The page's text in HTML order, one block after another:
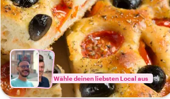
Wähle deinen liebsten Local aus